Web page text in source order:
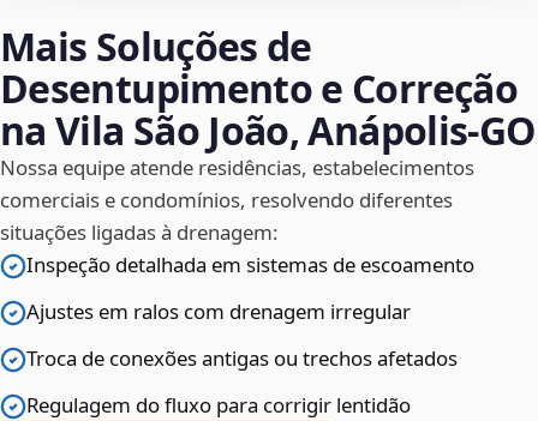
Mais Soluções de
Desentupimento e Correção
na Vila São João, Anápolis‑GO
Nossa equipe atende residências, estabelecimentos
comerciais e condomínios, resolvendo diferentes
situações ligadas à drenagem:
Inspeção detalhada em sistemas de escoamento
Ajustes em ralos com drenagem irregular
Troca de conexões antigas ou trechos afetados
Regulagem do fluxo para corrigir lentidão